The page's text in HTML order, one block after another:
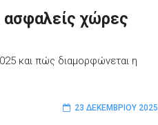
ασφαλείς χώρες
και πώς διαμορφώνεται η
23 ΔΕΚΕΜΒΡΊΟΥ 2025